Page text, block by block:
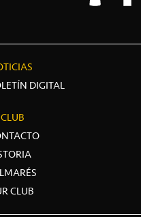
DIGITAL
CLUB